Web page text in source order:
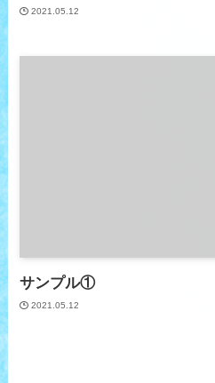
2021.05.12
サンプル①
2021.05.12